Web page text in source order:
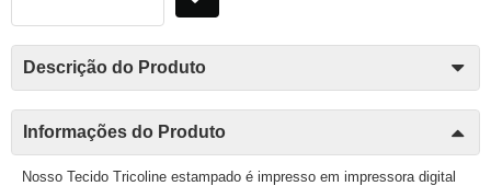
Descrição do Produto
Informações do Produto
Nosso Tecido Tricoline estampado é impresso em impressora digital